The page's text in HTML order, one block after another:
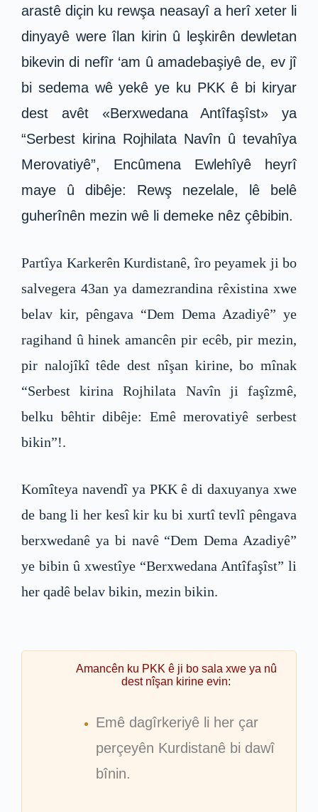
arastê diçin ku rewşa neasayî a herî xeter li
dinyayê were îlan kirin û leşkirên dewletan
bikevin di nefîr ‘am û amadebaşiyê de, ev jî
bi sedema wê yekê ye ku PKK ê bi kiryar
dest avêt «Berxwedana Antîfaşîst» ya
“Serbest kirina Rojhilata Navîn û tevahîya
Merovatiyê”, Encûmena Ewlehîyê heyrî
maye û dibêje: Rewş nezelale, lê belê
guherînên mezin wê li demeke nêz çêbibin.
Partîya Karkerên Kurdistanê, îro peyamek ji bo
salvegera 43an ya damezrandina rêxistina xwe
belav kir, pêngava “Dem Dema Azadiyê” ye
ragihand û hinek amancên pir ecêb, pir mezin,
pir nalojîkî têde dest nîşan kirine, bo mînak
“Serbest kirina Rojhilata Navîn ji faşîzmê,
belku bêhtir dibêje: Emê merovatiyê serbest
bikin”!.
Komîteya navendî ya PKK ê di daxuyanya xwe
de bang li her kesî kir ku bi xurtî tevlî pêngava
berxwedanê ya bi navê “Dem Dema Azadiyê”
ye bibin û xwestîye “Berxwedana Antîfaşîst” li
her qadê belav bikin, mezin bikin.
Amancên ku PKK ê ji bo sala xwe ya nû
dest nîşan kirine evin:
Emê dagîrkeriyê li her çar
perçeyên Kurdistanê bi dawî
bînin.